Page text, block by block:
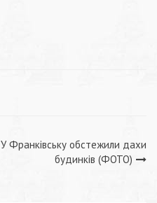
У Франківську обстежили дахи
будинків (ФОТО)